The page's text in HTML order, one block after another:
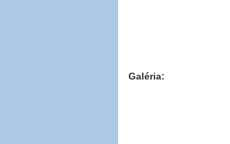
Galéria: